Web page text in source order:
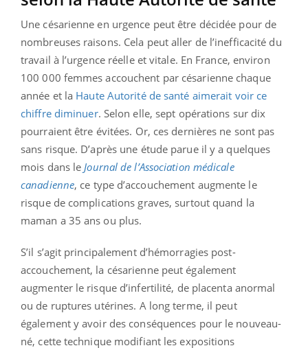
Une césarienne en urgence peut être décidée pour de
nombreuses raisons. Cela peut aller de l’inefficacité du
travail à l’urgence réelle et vitale. En France, environ
100 000 femmes accouchent par césarienne chaque
année et la Haute Autorité de santé aimerait voir ce
chiffre diminuer. Selon elle, sept opérations sur dix
pourraient être évitées. Or, ces dernières ne sont pas
sans risque. D’après une étude parue il y a quelques
mois dans le Journal de l’Association médicale
canadienne, ce type d’accouchement augmente le
risque de complications graves, surtout quand la
maman a 35 ans ou plus.
S’il s’agit principalement d’hémorragies post-
accouchement, la césarienne peut également
augmenter le risque d’infertilité, de placenta anormal
ou de ruptures utérines. A long terme, il peut
également y avoir des conséquences pour le nouveau-
né, cette technique modifiant les expositions